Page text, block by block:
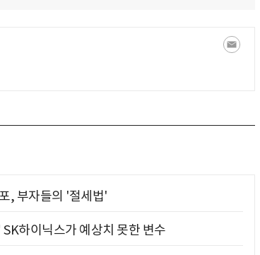
, 부자들의 '절세법'
하이닉스가 예상치 못한 변수